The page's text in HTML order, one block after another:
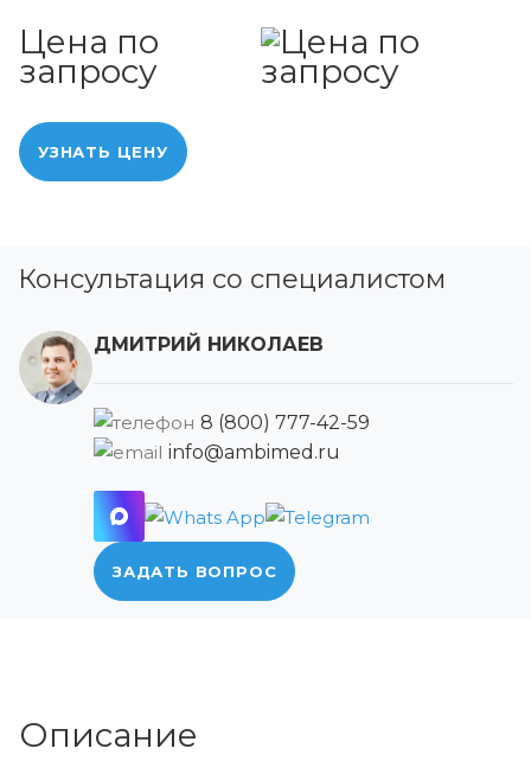
Цена по
запросу
УЗНАТЬ ЦЕНУ
Консультация со специалистом
ДМИТРИЙ НИКОЛАЕВ
8 (800) 777-42-59
info@ambimed.ru
ЗАДАТЬ ВОПРОС
Описание